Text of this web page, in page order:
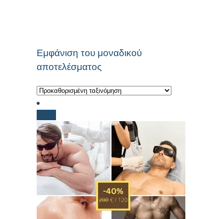
Εμφάνιση του μοναδικού
αποτελέσματος
Sale